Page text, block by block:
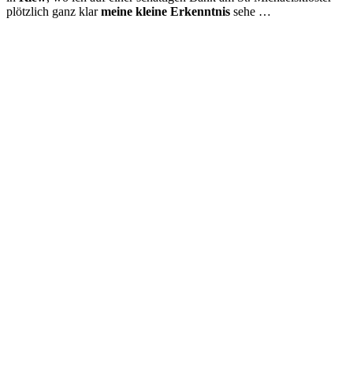
plötzlich ganz klarmeine kleine Erkenntnis sehe …